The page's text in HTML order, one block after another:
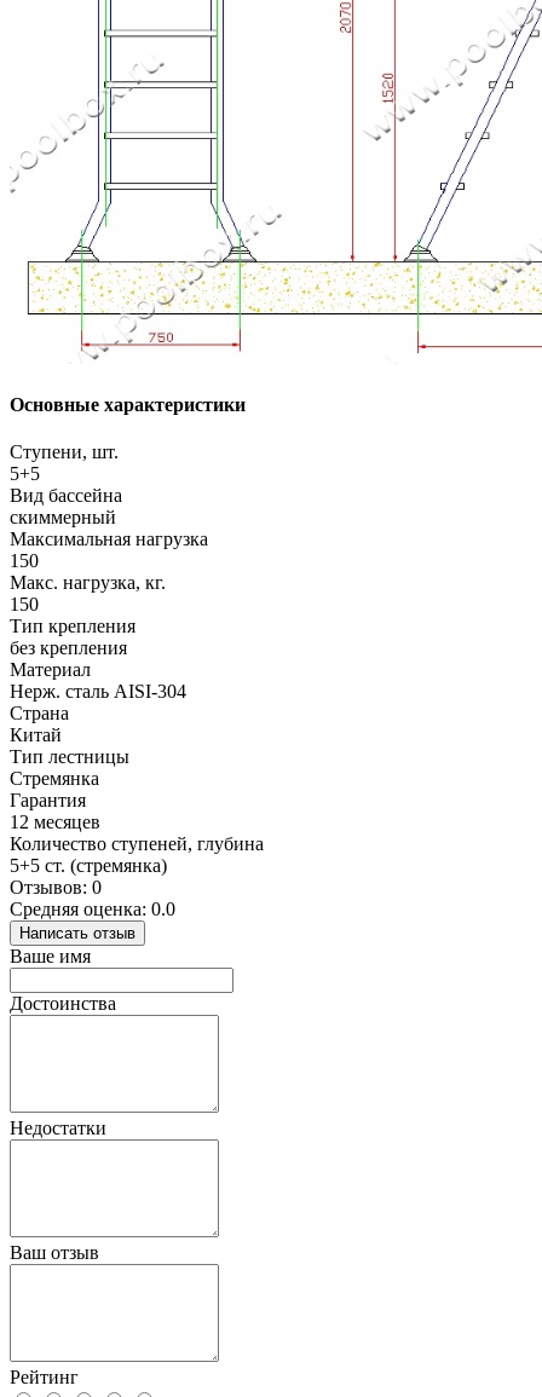
Основные характеристики
Ступени, шт.
5+5
Вид бассейна
скиммерный
Максимальная нагрузка
150
Макс. нагрузка, кг.
150
Тип крепления
без крепления
Материал
Нерж. сталь AISI-304
Страна
Китай
Тип лестницы
Стремянка
Гарантия
12 месяцев
Количество ступеней, глубина
5+5 ст. (стремянка)
Отзывов: 0
Средняя оценка: 0.0
Написать отзыв
Ваше имя
Достоинства
Недостатки
Ваш отзыв
Рейтинг